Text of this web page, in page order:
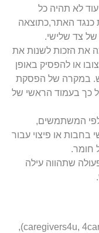
לא תהיה כל
כנגד האתר,כתוצאה
צד שלישי.
את הזכות לשנות את
או להפסיק באופן
במקרה של הפסקת
כך בעמוד הראשי של
המשתמשים,
בחבות או פיצוי עבור
חומר.
שתהווה עילה
בשום מקרה אתר 4 הורינו (caregivers4u, 4caregivers),